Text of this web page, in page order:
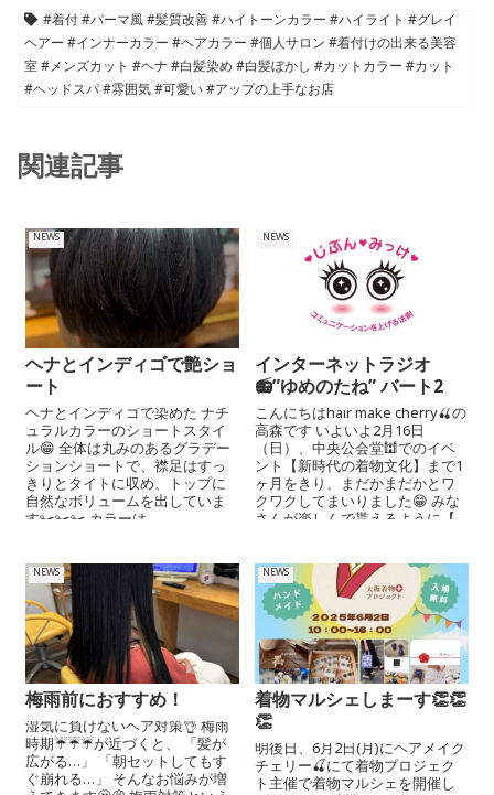
#着付 #パーマ風 #髪質改善 #ハイトーンカラー #ハイライト #グレイ
ヘアー #インナーカラー #ヘアカラー #個人サロン #着付けの出来る美容
室 #メンズカット #ヘナ #白髪染め #白髪ぼかし #カットカラー #カット
#ヘッドスパ #雰囲気 #可愛い #アップの上手なお店
関連記事
NEWS
ヘナとインディゴで艶ショ
ート
ヘナとインディゴで染めた ナチ
ュラルカラーのショートスタイ
ル😁 全体は丸みのあるグラデー
ションショートで、襟足はすっ
きりとタイトに収め、トップに
自然なボリュームを出していま
す✂️✂️✂️ カラーは...
NEWS
インターネットラジオ
📻”ゆめのたね” バート2
こんにちはhair make cherry🍒の
高森です いよいよ2月16日
（日）、中央公会堂🕍でのイベ
ント【新時代の着物文化】まで1
ヶ月をきり、まだかまだかとワ
クワクしてまいりました😁 みな
さんが楽しんで貰えるように【...
NEWS
梅雨前におすすめ！
湿気に負けないヘア対策👌 梅雨
時期☔️☔️☔️が近づくと、 「髪が
広がる…」 「朝セットしてもす
ぐ崩れる…」 そんなお悩みが増
NEWS
着物マルシェしまーす👏👏
👏
明後日、6月2日(月)にヘアメイク
チェリー🍒にて着物プロジェク
ト主催で着物マルシェを開催し